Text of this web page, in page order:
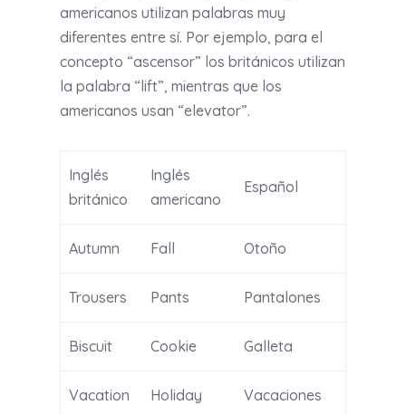
americanos utilizan palabras muy
diferentes entre sí. Por ejemplo, para el
concepto “ascensor” los británicos utilizan
la palabra “lift”, mientras que los
americanos usan “elevator”.
Inglés
británico
Inglés
americano
Español
Autumn Fall Otoño
Trousers Pants Pantalones
Biscuit Cookie Galleta
Vacation Holiday Vacaciones